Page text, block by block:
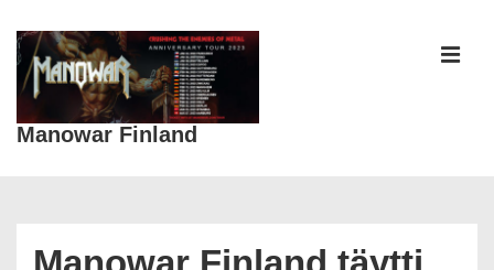
Siirry
pääsisältöön
Manowar Finland